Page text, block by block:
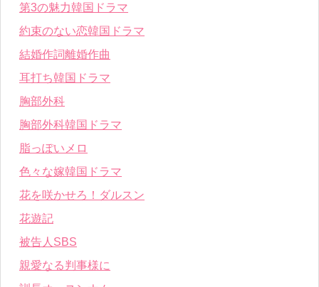
第3の魅力韓国ドラマ
約束のない恋韓国ドラマ
結婚作詞離婚作曲
耳打ち韓国ドラマ
胸部外科
胸部外科韓国ドラマ
脂っぽいメロ
色々な嫁韓国ドラマ
花を咲かせろ！ダルスン
花遊記
被告人SBS
親愛なる判事様に